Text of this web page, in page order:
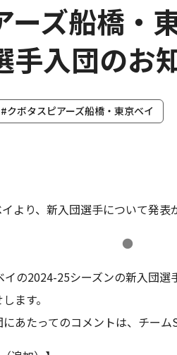
ーズ船橋・
手入団のお
#クボタスピアーズ船橋・東京ベイ
より、新入団選手について発表
●
の2024-25シーズンの新入団
ます。
あたってのコメントは、チーム